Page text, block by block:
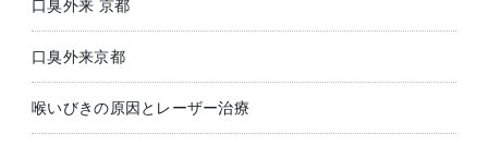
口臭外来 京都
口臭外来京都
喉いびきの原因とレーザー治療